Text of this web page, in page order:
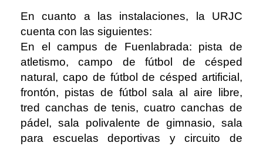
En cuanto a las instalaciones, la URJC
cuenta con las siguientes:
En el campus de Fuenlabrada: pista de
atletismo, campo de fútbol de césped
natural, capo de fútbol de césped artificial,
frontón, pistas de fútbol sala al aire libre,
tred canchas de tenis, cuatro canchas de
pádel, sala polivalente de gimnasio, sala
para escuelas deportivas y circuito de